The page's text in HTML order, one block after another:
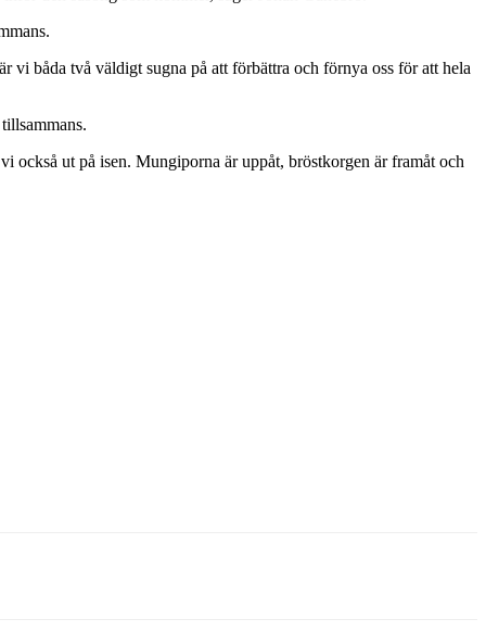
vi båda två väldigt sugna på att förbättra och förnya oss för att hela
också ut på isen. Mungiporna är uppåt, bröstkorgen är framåt och